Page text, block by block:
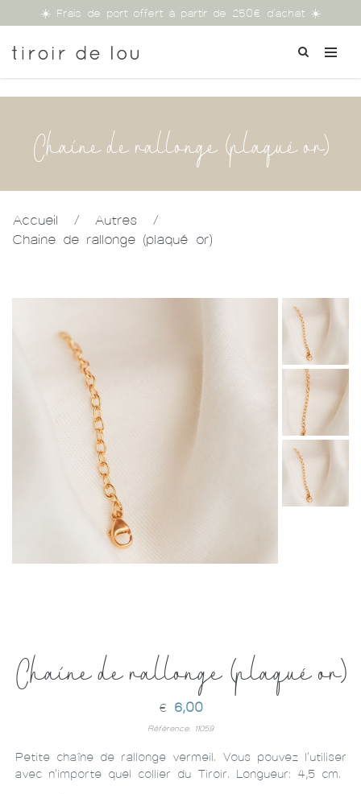
☀️ Frais de port offert à partir de 250€ d'achat ☀️
Chaine de rallonge (plaqué or)
Accueil / Autres
/
Chaine de rallonge (plaqué or)
Chaine de rallonge (plaqué or)
€ 6,00
Référence: 11059
Petite chaîne de rallonge vermeil. Vous pouvez l'utiliser
avec n'importe quel collier du Tiroir. Longueur: 4,5 cm.